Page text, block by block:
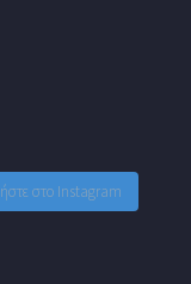
στο Instagram